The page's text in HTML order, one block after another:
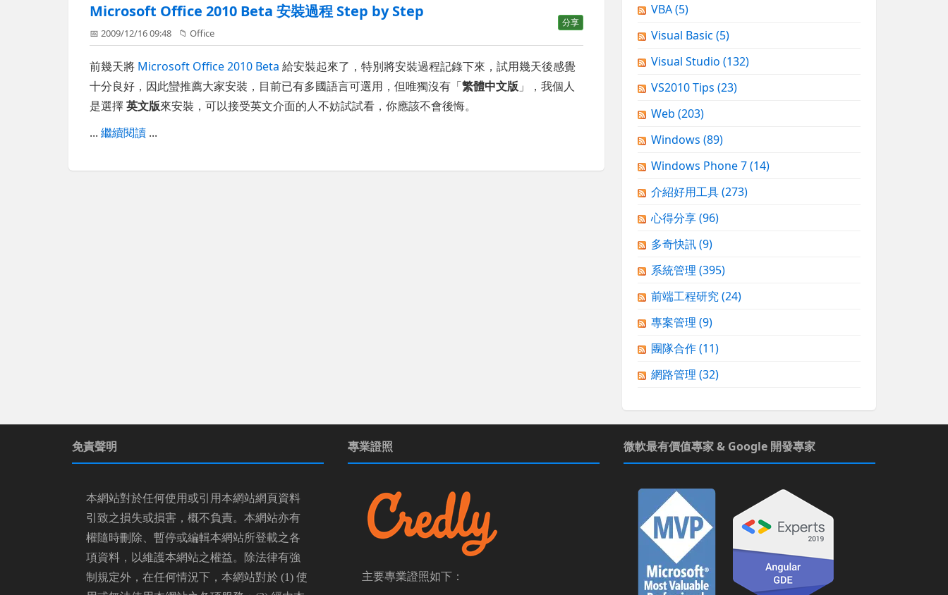
Microsoft Office 2010 Beta 安裝過程 Step by Step
分享
📅 2009/12/16 09:48 📁Office
前幾天將 Microsoft Office 2010 Beta 給安裝起來了，特別將安裝過程記錄下來，試用幾天後感覺
十分良好，因此蠻推薦大家安裝，目前已有多國語言可選用，但唯獨沒有「繁體中文版 」，我個人
是選擇英文版來安裝，可以接受英文介面的人不妨試試看，你應該不會後悔。
...繼續閱讀 ...
VBA(5)
Visual Basic (5)
Visual Studio (132)
VS2010 Tips (23)
Web (203)
Windows (89)
Windows Phone 7(14)
介紹好用工具(273)
心得分享(96)
多奇快訊(9)
系統管理 (395)
前端工程研究(24)
專案管理 (9)
團隊合作(11)
網路管理 (32)
免責聲明
本網站對於任何使用或引用本網站網頁資料
引致之損失或損害，概不負責。本網站亦有
權隨時刪除、暫停或編輯本網站所登載之各
項資料，以維護本網站之權益。除法律有強
制規定外，在任何情況下，本網站對於 (1) 使
專業證照
主要專業證照如下：
微軟最有價值專家 & Google 開發專家